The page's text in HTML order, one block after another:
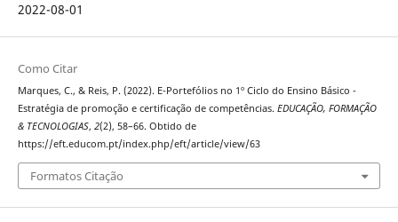
2022-08-01
Como Citar
Marques, C., & Reis, P. (2022). E-Portefólios no 1º Ciclo do Ensino Básico -
Estratégia de promoção e certificação de competências. EDUCAÇÃO, FORMAÇÃO
& TECNOLOGIAS, 2(2), 58–66. Obtido de
https://eft.educom.pt/index.php/eft/article/view/63
Formatos Citação